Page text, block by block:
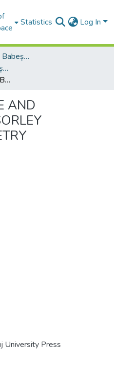
Statistics Log In
Studia Universitatis Babeș-Bolyai Collection
Studia Universitatis Babeș-Bolyai Philologia
SENSE OF PLACE AND BELONGING IN SORLEY MACLEAN’S POETRY
AND
University Press